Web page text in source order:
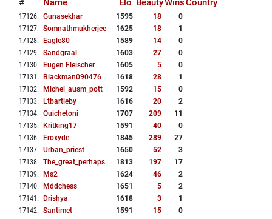
# Name Elo BeautyWinsCountry
17126. Gunasekhar 1595 18
0
17127. Somnathmukherjee 1625 18
1
17128. Eagle80 1589 14
0
17129. Sandgraal 1603 27
0
17130. Eugen Fleischer 1605 5
0
17131 . Blackman090476 1618 28
1
17132. Michel_ausm_pott 1592 15
0
17133. Ltbartleby 1616 20
2
17134. Quichetoni 1707 209
11
17135. Kritking17 1591 40
0
17136. Eroxyde 1845 289
27
17137. Urban_priest 1650 52
3
17138. The_great_perhaps 1813 197
17
17139. Ms2 1624 46
2
17140. Mddchess 1651 5
2
17141 . Drishya 1618 3
1
17142. Santimet 1591 15
0